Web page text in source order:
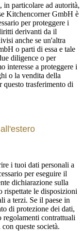
in particolare ad autorità,
Kitchencorner GmbH è
per proteggere i
derivanti da il
anche se un'altra
o parti di essa e tale
diligence o per
interesse a proteggere i
o la vendita della
questo trasferimento di
i tuoi dati personali a
per eseguire il
dichiarazione sulla
rispettate le disposizioni
a terzi. Se il paese in
di protezione dei dati,
regolamenti contrattuali
queste società.